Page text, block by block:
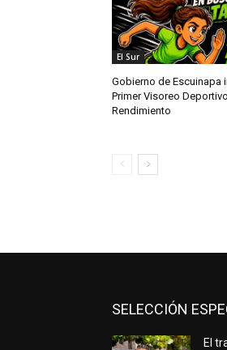
El Sur
Gobierno de Escuinapa
Primer Visoreo
Rendimiento
SELECCIÓN
El